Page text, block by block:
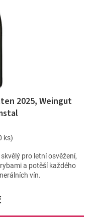
2025, Weingut
ks)
pro letní osvěžení,
a potěší každého
vín.